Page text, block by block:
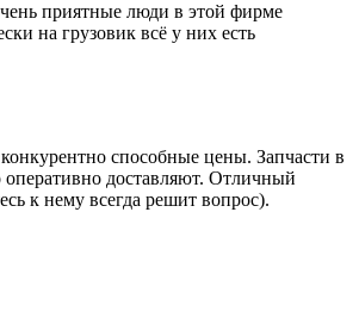
приятные люди в этой фирме
на грузовик всё у них есть
способные цены. Запчасти в
оперативно доставляют. Отличный
к нему всегда решит вопрос).